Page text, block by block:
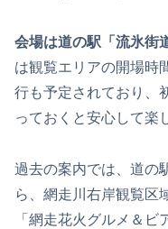
会場は道の駅「流氷街
は観覧エリアの開場時
行も予定されており、
っておくと安心して楽
過去の案内では、道の
ら、網走川右岸観覧区
「網走花火グルメ＆